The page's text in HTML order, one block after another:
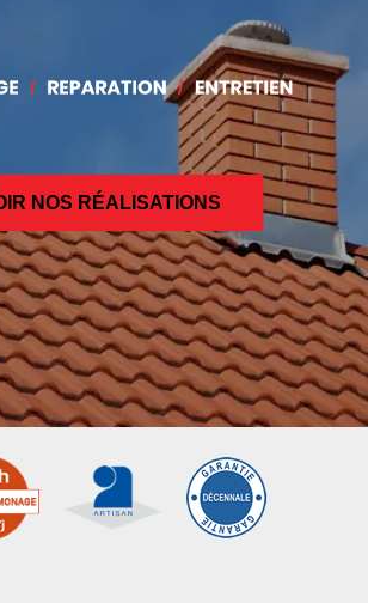
NOS RÉALISATIONS